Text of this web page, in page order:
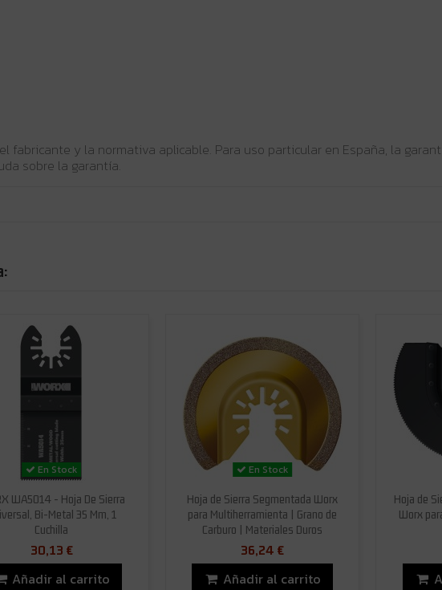
fabricante y la normativa aplicable. Para uso particular en España, la
sobre la garantía.
En Stock
WA5014 - Hoja De Sierra
Bi-Metal 35 Mm, 1
Cuchilla
30,13 €
Añadir al carrito
En Stock
Hoja de Sierra Segmentada Worx
para Multiherramienta | Grano de
Carburo | Materiales Duros
36,24 €
Añadir al carrito
Hoja de
Worx